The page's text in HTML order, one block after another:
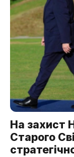
На захист
Старого